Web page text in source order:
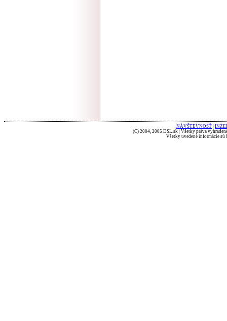
NÁVŠTEVNOSŤ
(C) 2004, 2005 DSL.sk | Všetky práva
Všetky uvedené informácie sú